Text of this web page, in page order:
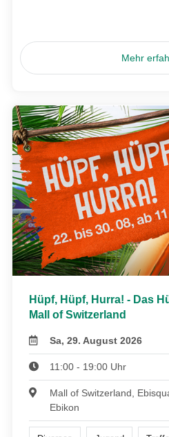
Mehr
Hüpf, Hüpf, Hurra! - Das
Mall of Switzerland
Sa, 29. August 2026
11:00 - 19:00 Uhr
Mall of Switzerland,
Ebikon